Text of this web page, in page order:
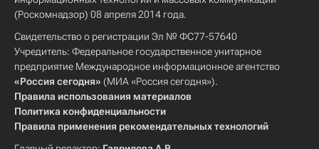
(Роскомнадзор) 08 апреля 2014 года.
Свидетельство о регистрации Эл № ФС77-57640
Учредитель: Федеральное государственное унитарное
предприятие Международное информационное агентство
«Россия сегодня» (МИА «Россия сегодня»).
Правила использования материалов
Политика конфиденциальности
Правила применения рекомендательных технологий